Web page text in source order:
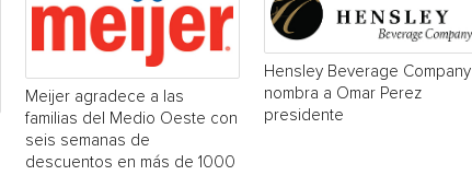
Meijer agradece a las
familias del Medio Oeste con
seis semanas de
descuentos en más de 1000
Hensley Beverage Company
nombra a Omar Perez
presidente